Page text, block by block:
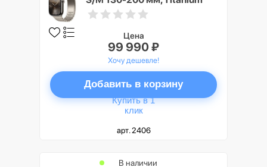
Case GPS+Cellular, Natural
Цена
99 990 ₽
Хочу дешевле!
Добавить в корзину
Купить в 1
клик
арт. 2406
В наличии